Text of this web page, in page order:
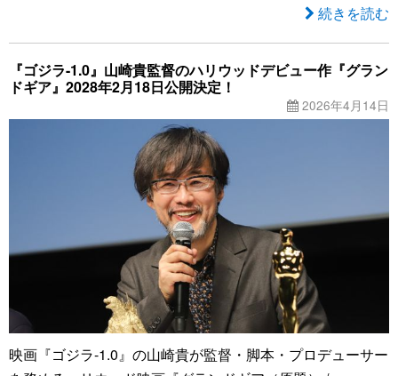
続きを読む
『ゴジラ-1.0』山崎貴監督のハリウッドデビュー作『グラン
ドギア』2028年2月18日公開決定！
2026年4月14日
映画『ゴジラ-1.0』の山崎貴が監督・脚本・プロデューサー